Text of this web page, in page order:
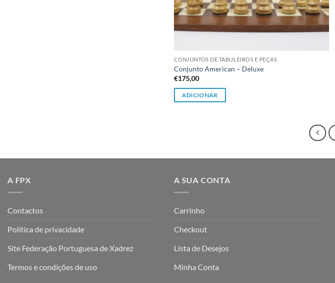
CONJUNTOS DE TABULEIROS E PEÇAS
Conjunto American – Deluxe
€175,00
ADICIONAR
A FPX
Contactos
Política de privacidade
Site Federação Portuguesa de Xadrez
Termos e condições de uso
A SUA CONTA
Carrinho
Checkout
Lista de Desejos
Minha Conta